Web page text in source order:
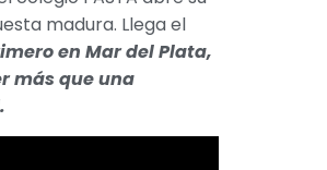
madura. Llega el
en Mar del Plata,
más que una